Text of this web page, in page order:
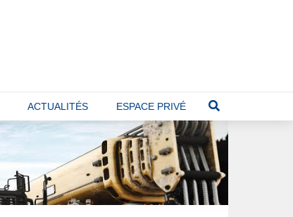
ACTUALITÉS ESPACE PRIVÉ